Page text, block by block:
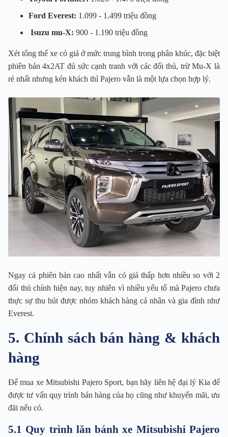
Ford Everest: 1.099 - 1.499 triệu đồng
Isuzu mu-X: 900 - 1.190 triệu đồng
Xét tổng thể xe có giá ở mức trung bình trong phân khúc, đặc biệt
phiên bản 4x2AT đủ sức cạnh tranh với các đối thủ, trừ Mu-X là
rẻ nhất nhưng kén khách thì Pajero vẫn là một lựa chọn hợp lý.
Ngay cả phiên bản cao nhất vẫn có giá thấp hơn nhiều so với 2
đối thủ chính hiện nay, tuy nhiên vì nhiều yếu tố mà Pajero chưa
thực sự thu hút được nhóm khách hàng cá nhân và gia đình như
Everest.
5. Chính sách bán hàng & khách
hàng
Để mua xe Mitsubishi Pajero Sport, bạn hãy liên hệ đại lý Kia để
được tư vấn quy trình bán hàng của họ cũng như khuyến mãi, ưu
đãi nếu có.
5.1 Quy trình lăn bánh xe Mitsubishi Pajero